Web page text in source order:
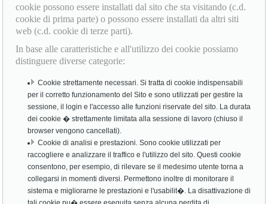
cookie possono essere installati dal sito che sta visitando (c.d.
cookie di prima parte) o possono essere installati da altri siti
web (c.d. cookie di terze parti).
In base alle caratteristiche e all'utilizzo dei cookie possiamo
distinguere diverse categorie:
Cookie strettamente necessari. Si tratta di cookie indispensabili
per il corretto funzionamento del Sito e sono utilizzati per gestire la
sessione, il login e l'accesso alle funzioni riservate del sito. La durata
dei cookie � strettamente limitata alla sessione di lavoro (chiuso il
browser vengono cancellati).
Cookie di analisi e prestazioni. Sono cookie utilizzati per
raccogliere e analizzare il traffico e l'utilizzo del sito. Questi cookie
consentono, per esempio, di rilevare se il medesimo utente torna a
collegarsi in momenti diversi. Permettono inoltre di monitorare il
sistema e migliorarne le prestazioni e l'usabilit�. La disattivazione di